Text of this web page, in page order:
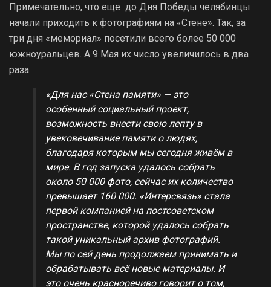
Примечательно, что еще до Дня Победы челябинцы
начали приходить к фотографиям на «Стене». Так, за
три дня «мемориал» посетили всего более 50 000
южноуральцев. А 9 Мая их число увеличилось в два
раза.
«Для нас «Стена памяти» — это
особенный социальный проект,
возможность внести свою лепту в
увековечивание памяти о людях,
благодаря которым мы сегодня живём в
мире. В год запуска удалось собрать
около 50 000 фото, сейчас их количество
превышает 160 000. «Интерсвязь» стала
первой компанией на постсоветском
пространстве, которой удалось собрать
такой уникальный архив фотографий.
Мы по сей день продолжаем принимать и
обрабатывать всё новые материалы. И
это очень красноречиво говорит о том,